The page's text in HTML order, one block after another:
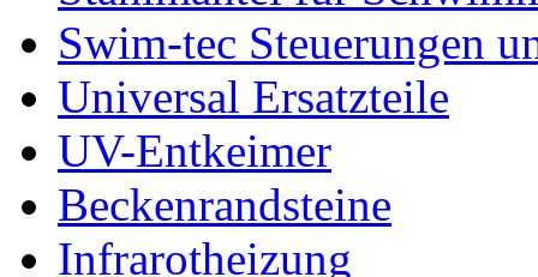
Swim-tec Steuerungen
Universal Ersatzteile
UV-Entkeimer
Beckenrandsteine
Infrarotheizung